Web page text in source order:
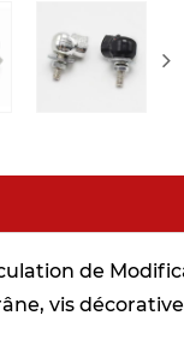
de
vis